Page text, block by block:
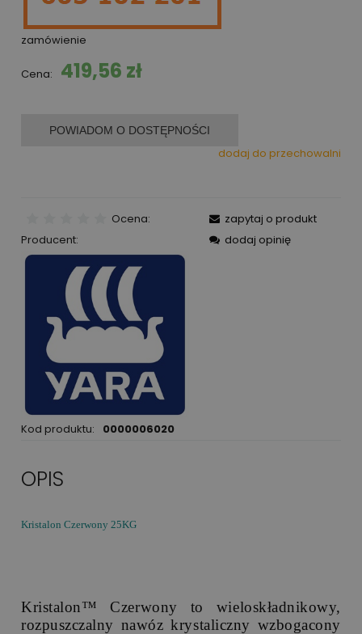
zamówienie
Cena: 419,56 zł
POWIADOM O DOSTĘPNOŚCI
dodaj do przechowalni
Ocena:
Producent:
Kod produktu: 0000006020
zapytaj o produkt
dodaj opinię
OPIS
Kristalon Czerwony 25KG
Kristalon™ Czerwony to wieloskładnikowy,
rozpuszczalny nawóz krystaliczny wzbogacony